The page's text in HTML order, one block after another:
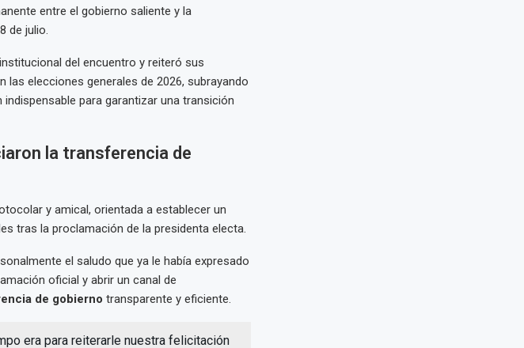
entre el gobierno saliente y la
de julio.
del encuentro y reiteró sus
elecciones generales de 2026, subrayando
para garantizar una transición
la transferencia de
y amical, orientada a establecer un
tras la proclamación de la presidenta electa.
el saludo que ya le había expresado
oficial y abrir un canal de
de gobierno transparente y eficiente.
era para reiterarle nuestra felicitación